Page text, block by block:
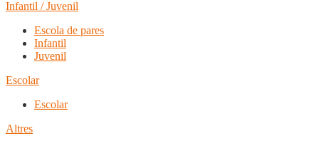
Infantil / Juvenil
Escola de pares
Infantil
Juvenil
Escolar
Escolar
Altres